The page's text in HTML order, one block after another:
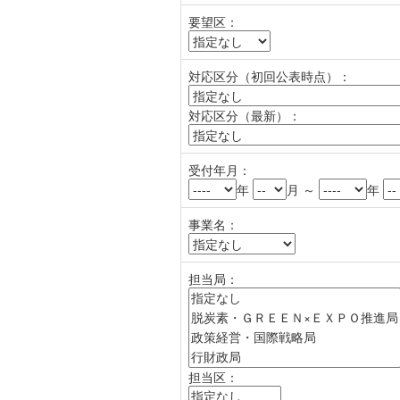
要望区：
対応区分（初回公表時点）：
対応区分（最新）：
受付年月：
年
月 ～
年
事業名：
担当局：
担当区：